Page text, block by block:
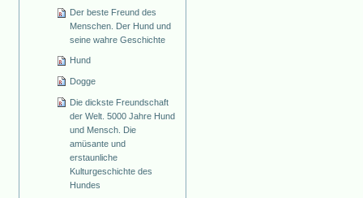
Der beste Freund des
Menschen. Der Hund und
seine wahre Geschichte
Hund
Dogge
Die dickste Freundschaft
der Welt. 5000 Jahre Hund
und Mensch. Die
amüsante und
erstaunliche
Kulturgeschichte des
Hundes